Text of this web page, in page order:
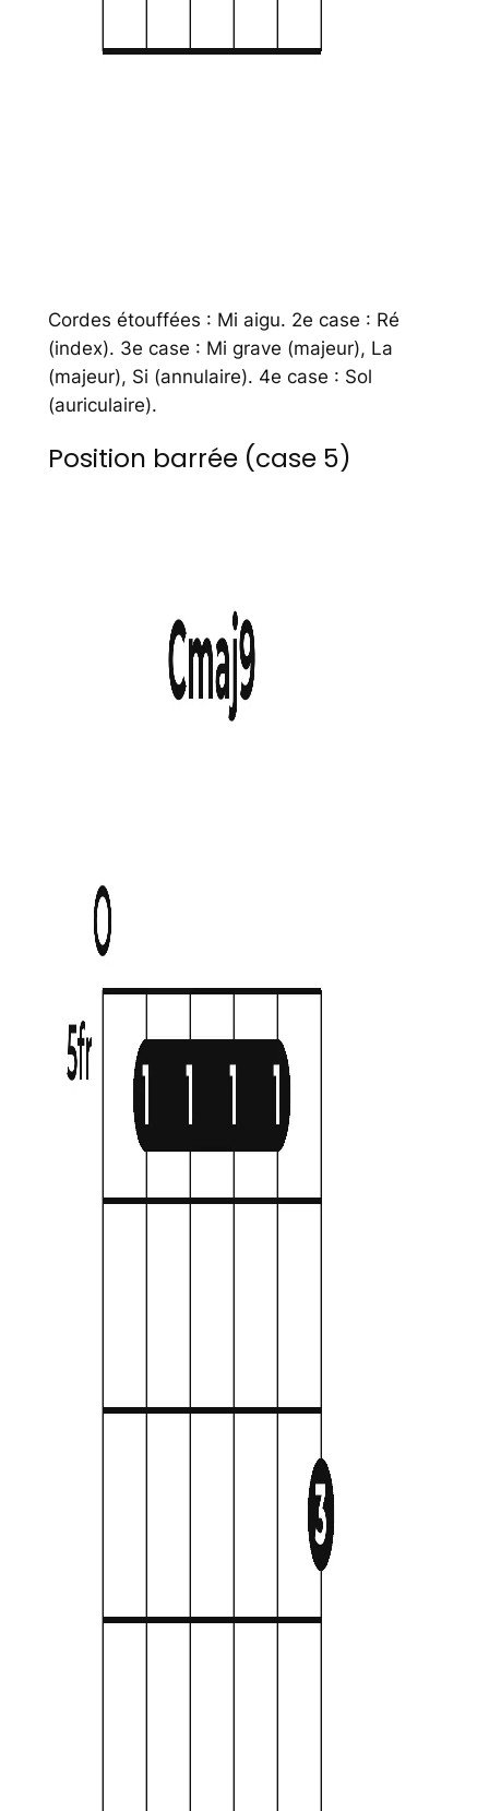
Cordes étouffées : Mi aigu. 2e case : Ré
(index). 3e case : Mi grave (majeur), La
(majeur), Si (annulaire). 4e case : Sol
(auriculaire).
Position barrée (case 5)